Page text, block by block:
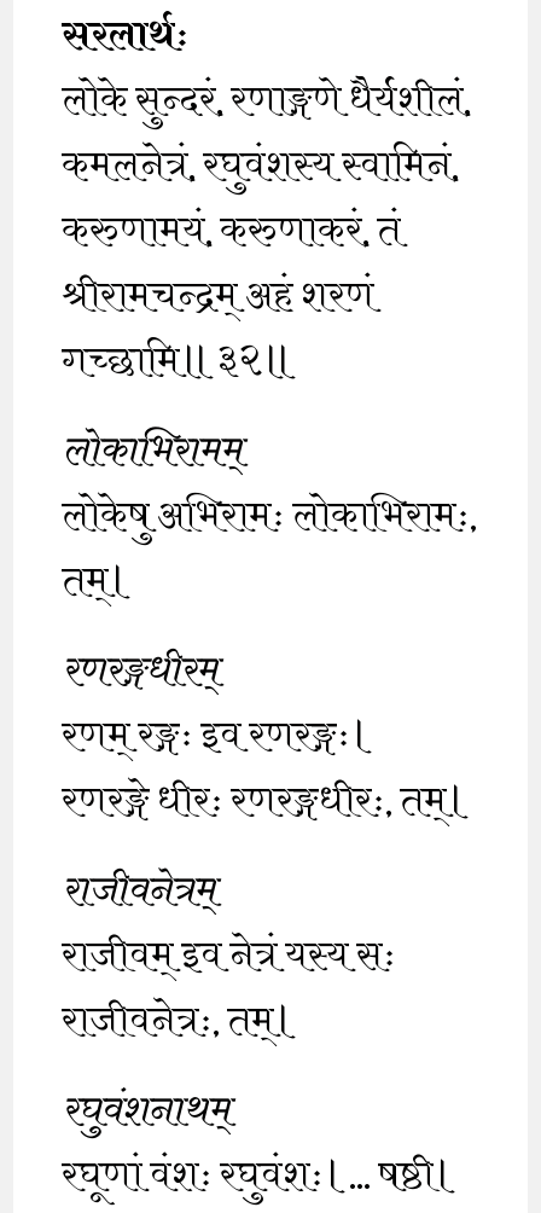
सरलार्थः
लोके सुन्दरं, रणाङ्गणे धैर्यशीलं,
कमलनेत्रं, रघुवंशस्य स्वामिनं,
करुणामयं, करुणाकरं, तं
श्रीरामचन्द्रम् अहं शरणं
गच्छामि॥३२॥
लोकाभिरामम्
लोकेषु अभिरामः लोकाभिरामः,
तम्।
रणरङ्गधीरम्
रणम् रङ्गः इव रणरङ्गः।
रणरङ्गे धीरः रणरङ्गधीरः, तम्।
राजीवनेत्रम्
राजीवम् इव नेत्रं यस्य सः
राजीवनेत्रः, तम्।
रघुवंशनाथम्
रघूणां वंशः रघुवंशः।… षष्ठी।